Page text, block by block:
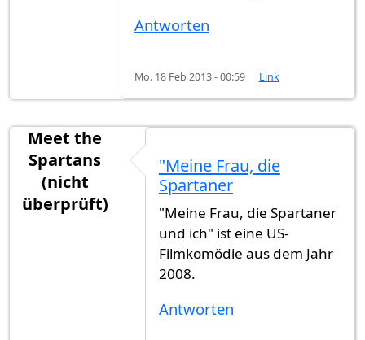
Antworten
Mo. 18 Feb 2013 - 00:59 Link
Meet the
Spartans
(nicht
überprüft)
"Meine Frau, die
Spartaner
"Meine Frau, die Spartaner
und ich" ist eine US-
Filmkomödie aus dem Jahr
2008.
Antworten